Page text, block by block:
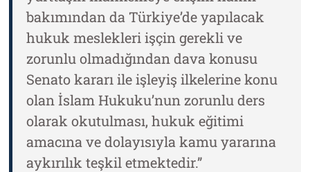
bakımından da Türkiye’de yapılacak
hukuk meslekleri işçin gerekli ve
zorunlu olmadığından dava konusu
Senato kararı ile işleyiş ilkelerine konu
olan İslam Hukuku’nun zorunlu ders
olarak okutulması, hukuk eğitimi
amacına ve dolayısıyla kamu yararına
aykırılık teşkil etmektedir.”